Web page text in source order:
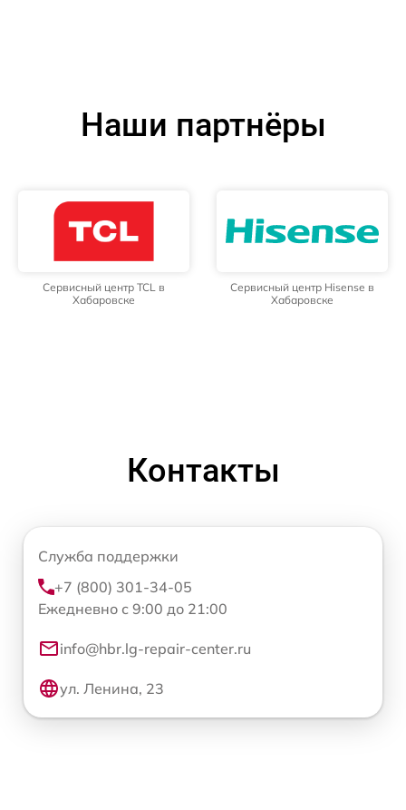
Наши партнёры
Сервисный центр TCL в
Хабаровске
Сервисный центр Hisense в
Хабаровске
Контакты
Служба поддержки
+7 (800) 301-34-05
Ежедневно с 9:00 до 21:00
info@hbr.lg-repair-center.ru
ул. Ленина, 23